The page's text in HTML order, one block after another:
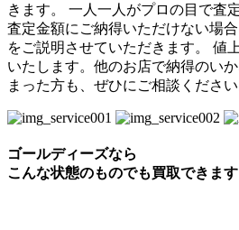
きます。 一人一人がプロの目で査
査定金額にご納得いただけない場
をご説明させていただきます。 値
いたします。他のお店で納得のい
まった方も、ぜひにご相談ください
ゴールディーズなら
こんな状態のものでも買取できます